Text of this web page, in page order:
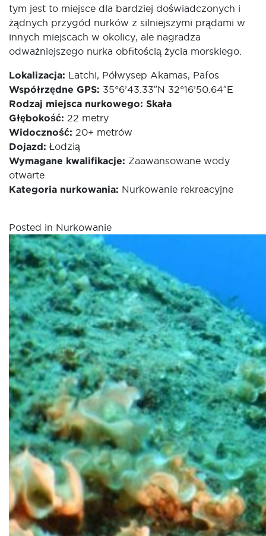
tym jest to miejsce dla bardziej doświadczonych i
żądnych przygód nurków z silniejszymi prądami w
innych miejscach w okolicy, ale nagradza
odważniejszego nurka obfitością życia morskiego.
Lokalizacja: Latchi, Półwysep Akamas, Pafos
Współrzędne GPS: 35°6’43.33″N 32°16’50.64″E
Rodzaj miejsca nurkowego: Skała
Głębokość: 22 metry
Widoczność: 20+ metrów
Dojazd: Łodzią
Wymagane kwalifikacje: Zaawansowane wody
otwarte
Kategoria nurkowania: Nurkowanie rekreacyjne
Posted in Nurkowanie